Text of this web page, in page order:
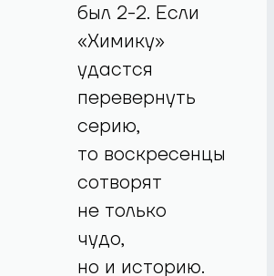
был 2-2. Если
«Химику»
удастся
перевернуть
серию,
то воскресенцы
сотворят
не только
чудо,
но и историю.